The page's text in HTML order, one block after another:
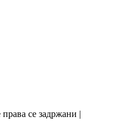
се задржани |